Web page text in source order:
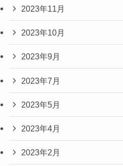
2023年11月
2023年10月
2023年9月
2023年7月
2023年5月
2023年4月
2023年2月